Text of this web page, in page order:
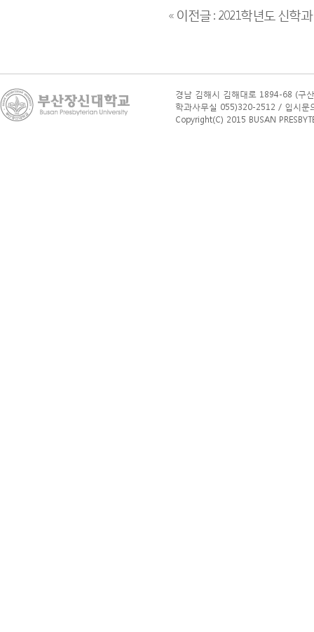
« 이전글 : 2021학년도 신학
경남 김해시 김해대로 1894-68 (구
학과사무실 055)320-2512 / 입시
Copyright(C) 2015 BUSAN